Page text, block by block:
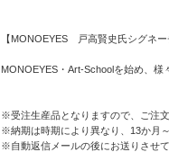
【MONOEYES 戸高賢史氏シグネー
MONOEYES・Art-Schoolを始め、
※受注生産品となりますので、ご注
※納期は時期により異なり、13か月
※自動返信メールの後にお送りさせ